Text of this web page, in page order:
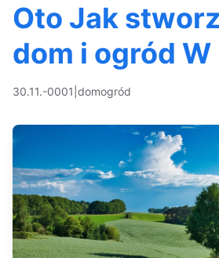
Oto Jak
dom i ogród W
30.11.-0001 domogród